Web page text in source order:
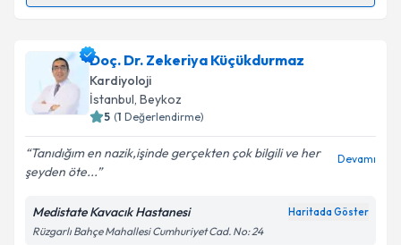
Dr. Nalan Karadağiçin randevu takvimi talebi
oluşturun. Size bu uzmandan randevu almanız için bir
takvim hazırlandığında e-posta ile bilgilendireceğiz.
Kişisel verilerimin işlenmesine ilişkin
Aydınlatma
Metni'ni okudum ve kişisel verilerimin belirtilen
Doç. Dr. Zekeriya Küçükdurmaz
Kardiyoloji
İstanbul, Beykoz
5 (1 Değerlendirme)
Tanıdığım en nazik,işinde gerçekten çok bilgili ve her
şeyden öte...
Devamı
Medistate Kavacık Hastanesi Haritada Göster
Rüzgarlı Bahçe Mahallesi Cumhuriyet Cad. No: 24